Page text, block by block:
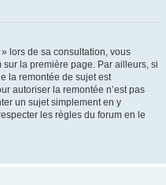
lors de sa consultation, vous
la première page. Par ailleurs, si
la remontée de sujet est
autoriser la remontée n’est pas
un sujet simplement en y
les règles du forum en le